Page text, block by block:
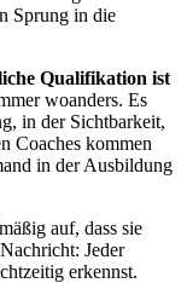
Sprung in die
Qualifikation ist
woanders. Es
in der Sichtbarkeit,
Coaches kommen
in der Ausbildung
auf, dass sie
Jeder
erkennst.